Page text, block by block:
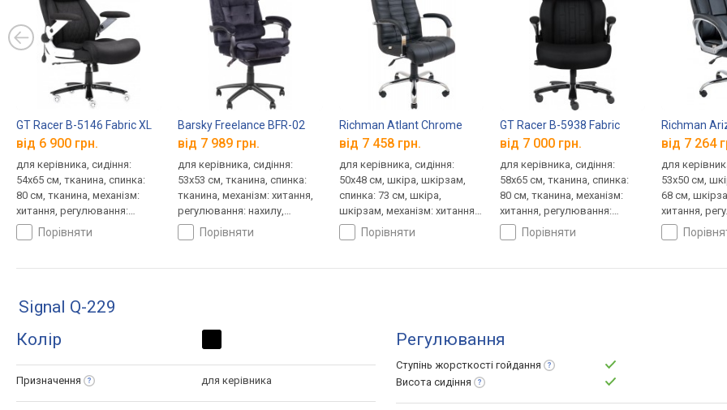
GT Racer B-5146 Fabric XL
від 6 900 грн.
для керівника, сидіння:
54x65 см, тканина, спинка:
80 см, тканина, механізм:
хитання, регулювання:
висоти, жорсткості
порівняти
Barsky Freelance BFR-02
від 7 989 грн.
для керівника, сидіння:
53x53 см, тканина, спинка:
тканина, механізм: хитання,
регулювання: нахилу,
висоти, жорсткості
порівняти
Richman Atlant Chrome
від 7 458 грн.
для керівника, сидіння:
50x48 см, шкіра, шкірзам,
спинка: 73 см, шкіра,
шкірзам, механізм: хитання,
регулювання: висоти,
жорсткості
порівняти
GT Racer B-5938 Fabric
від 7 000 грн.
для керівника, сидіння:
58x65 см, тканина, спинка:
80 см, тканина, механізм:
хитання, регулювання:
висоти, жорсткості
порівняти
Richman
від 7 264
для
53x50 см,
68 см,
хитання,
висоти,
Signal Q-229
Колір
Призначення для керівника
Регулювання
Ступінь жорсткості гойдання
Висота сидіння